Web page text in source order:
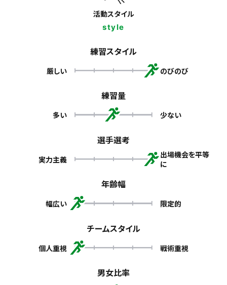
活動スタイル
style
練習スタイル
厳しい のびのび
練習量
多い 少ない
選手選考
実力主義
出場機会を平等
に
年齢幅
幅広い 限定的
チームスタイル
個人重視 戦術重視
男女比率